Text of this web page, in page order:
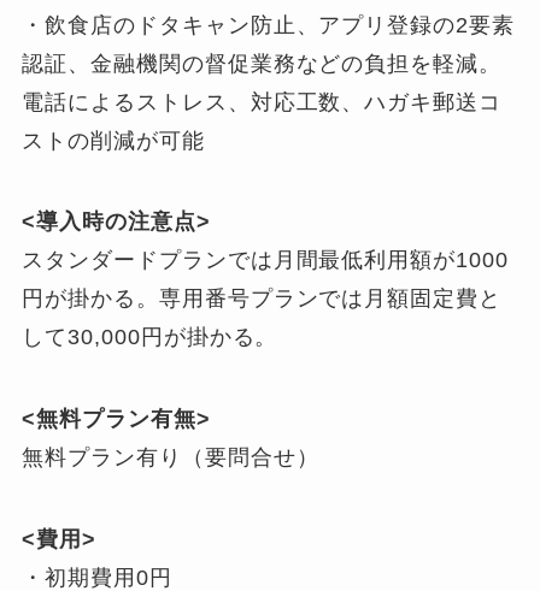
・飲食店のドタキャン防止、アプリ登録の2要素
認証、金融機関の督促業務などの負担を軽減。
電話によるストレス、対応工数、ハガキ郵送コ
ストの削減が可能
<導入時の注意点>
スタンダードプランでは月間最低利用額が1000
円が掛かる。専用番号プランでは月額固定費と
して30,000円が掛かる。
<無料プラン有無>
無料プラン有り（要問合せ）
<費用>
・初期費用0円